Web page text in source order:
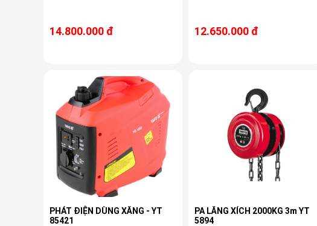
14.800.000 đ 12.650.000 đ
PHÁT ĐIỆN DÙNG XĂNG - YT
85421
PA LĂNG XÍCH 2000KG 3m YT
5894